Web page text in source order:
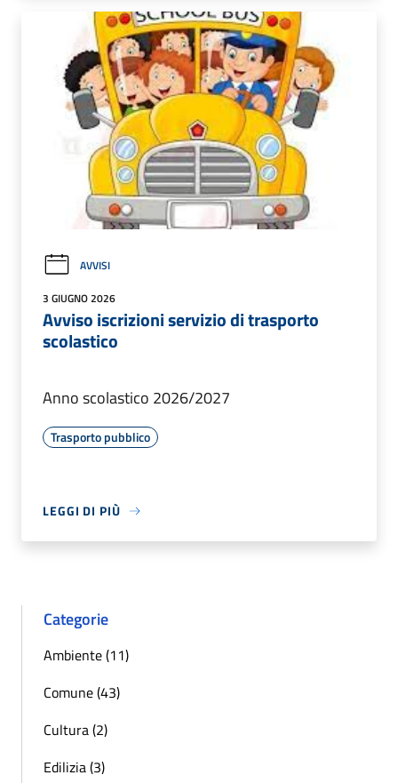
AVVISI
3 GIUGNO 2026
Avviso iscrizioni servizio di trasporto
scolastico
Anno scolastico 2026/2027
Trasporto pubblico
LEGGI DI PIÙ
Categorie
Ambiente (11)
Comune (43)
Cultura (2)
Edilizia (3)